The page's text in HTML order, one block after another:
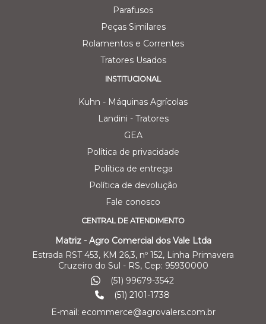
Parafusos
Peças Similares
Rolamentos e Correntes
Tratores Usados
INSTITUCIONAL
Kuhn - Máquinas Agrícolas
Landini - Tratores
GEA
Política de privacidade
Política de entrega
Política de devolução
Fale conosco
CENTRAL DE ATENDIMENTO
Matriz - Agro Comercial dos Vale Ltda
Estrada RST 453, KM 26,3, nº 152, Linha Primavera
Cruzeiro do Sul - RS, Cep: 95930000
(51) 99679-3542
(51) 2101-1738
E-mail: ecommerce@agrovalers.com.br